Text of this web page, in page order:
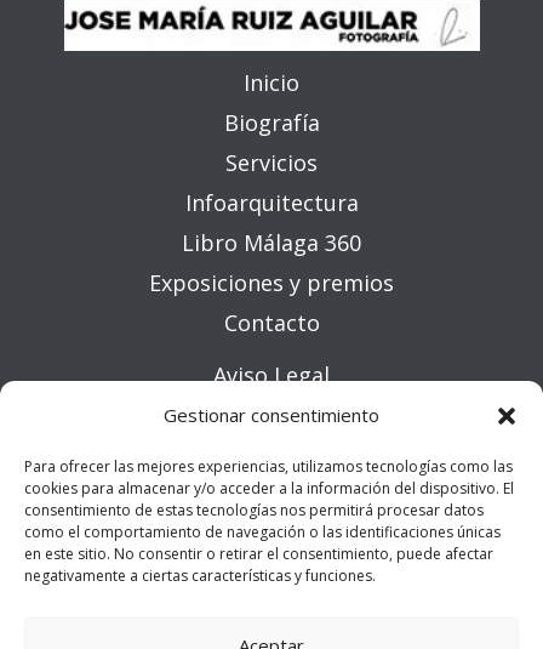
Gestionar consentimiento
Para ofrecer las mejores experiencias, utilizamos tecnologías como las
cookies para almacenar y/o acceder a la información del dispositivo. El
consentimiento de estas tecnologías nos permitirá procesar datos
como el comportamiento de navegación o las identificaciones únicas
en este sitio. No consentir o retirar el consentimiento, puede afectar
negativamente a ciertas características y funciones.
Inicio
Biografía
Servicios
Infoarquitectura
Libro Málaga 360
Exposiciones y premios
Contacto
Aviso Legal
Política de privacidad
Política de cookies (UE)
Contacto
+34 617 347 908